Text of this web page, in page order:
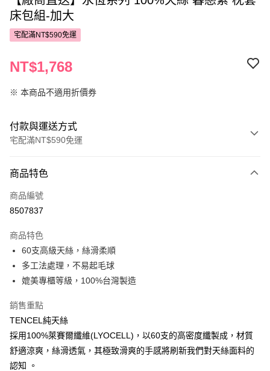
床包組-加大
宅配滿NT$590免運
NT$1,768
※ 本商品不適用折價券
付款與運送方式
宅配滿NT$590免運
POYA支付
信用卡一次付款
Apple Pay
街口支付
Google Pay
AFTEE先享後付
相關說明
【關於「AFTEE先享後付」】
商品特色
商品編號
8507837
商品特色
60支高級天絲，絲滑柔順
多工法處理，不易起毛球
媲美專櫃等級，100%台灣製造
銷售重點
TENCEL純天絲
採用100%萊賽爾纖維(LYOCELL)，以60支的高密度纖製成，材質
舒適涼爽，絲滑透氣，其極致滑爽的手感將刷新我們對天絲面料的
認知 。